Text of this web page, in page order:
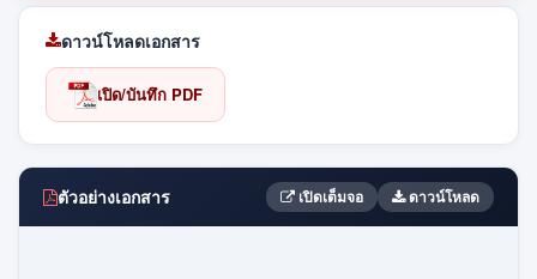
ดาวน์โหลดเอกสาร
เปิด/บันทึก PDF
ตัวอย่างเอกสาร เปิดเต็มจอ ดาวน์โหลด